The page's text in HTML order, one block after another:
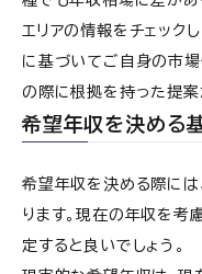
エリアの情報をチェック
に基づいてご自身の市場
の際に根拠を持った提案
希望年収を決める
希望年収を決める際には
ります。現在の年収を考
定すると良いでしょう。